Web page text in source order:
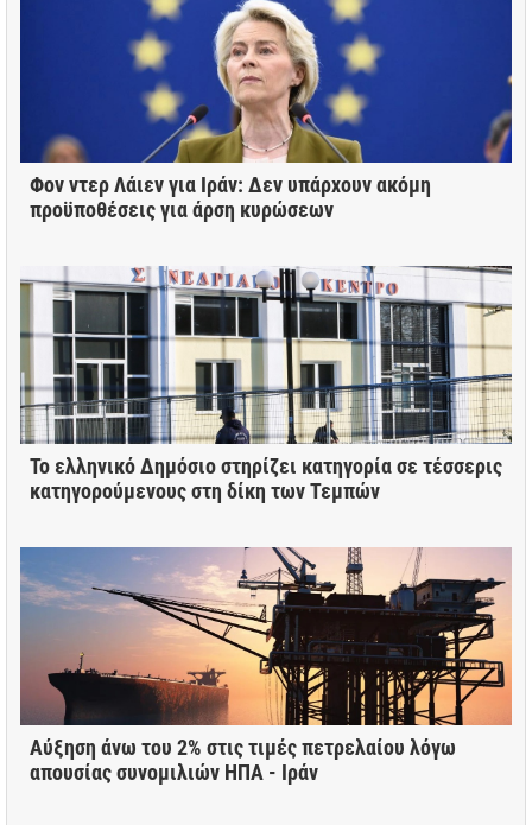
Φον ντερ Λάιεν για Ιράν: Δεν υπάρχουν ακόμη
προϋποθέσεις για άρση κυρώσεων
Το ελληνικό Δημόσιο στηρίζει κατηγορία σε τέσσερις
κατηγορούμενους στη δίκη των Τεμπών
Αύξηση άνω του 2% στις τιμές πετρελαίου λόγω
απουσίας συνομιλιών ΗΠΑ - Ιράν